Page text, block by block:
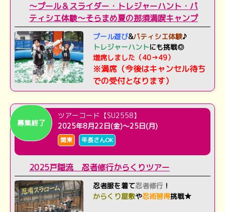
～プール＆スライダー・トレジャーハント・パ
ティシエ体験～そらまめ夏の那須満喫キャンプ
プール遊び&パティシエ体験♪
トレジャーハントにも挑戦◎
増席しました（40→49）
※満席（今後はキャンセル待ち
での受付となります）
募集終了
ツアーコード【SU2558】
2025年8月22日(金)～25日(月)
関東 年長さんOK
2025戸隠流 忍者修行からくりツアー
忍者服を着て忍者修行 ！
からくり屋敷や忍術習得挑戦★